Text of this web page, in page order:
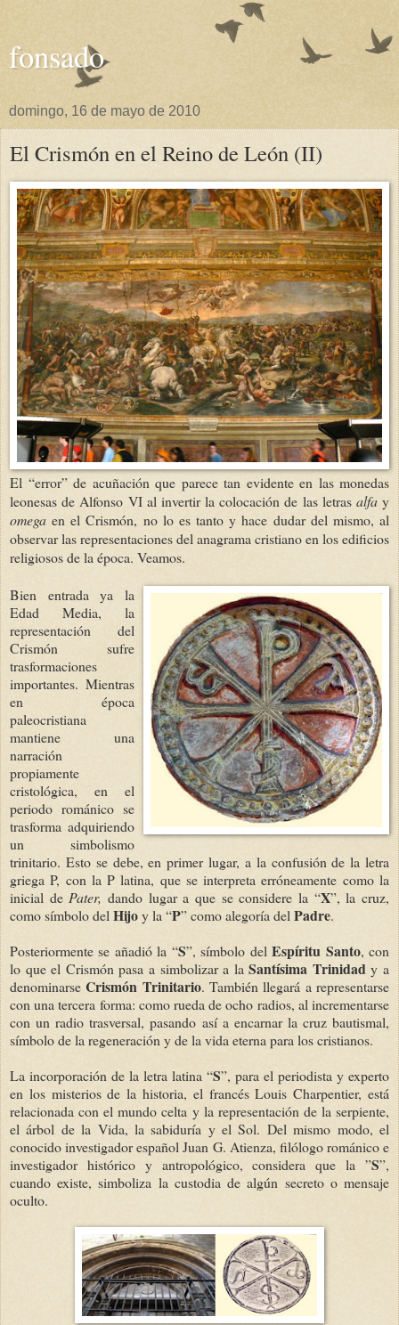
fonsado
domingo, 16 de mayo de 2010
El Crismón en el Reino de León (II)
El “error” de acuñación que parece tan evidente en las monedas
leonesas de Alfonso VI al invertir la colocación de las letras alfay
omegaen el Crismón, no lo es tanto y hace dudar del mismo, al
observar las representaciones del anagrama cristiano en los edificios
religiosos de la época. Veamos.
Bien entrada ya la
Edad Media, la
representación del
Crismón sufre
trasformaciones
importantes. Mientras
en época
paleocristiana
mantiene una
narración
propiamente
cristológica, en el
periodo románico se
trasforma adquiriendo
un simbolismo
trinitario. Esto se debe, en primer lugar, a la confusión de la letra
griega P, con la P latina, que se interpreta erróneamente como la
inicial dePater,dando lugar a que se considere la “X”, la cruz,
como símbolo delHijoy la “P” como alegoría delPadre.
Posteriormente se añadió la “S”, símbolo delEspíritu Santo, con
lo que el Crismón pasa a simbolizar a laSantísima Trinidady a
denominarseCrismón Trinitario. También llegará a representarse
con una tercera forma: como rueda de ocho radios, al incrementarse
con un radio trasversal, pasando así a encarnar la cruz bautismal,
símbolo de la regeneración y de la vida eterna para los cristianos.
La incorporación de la letra latina “S”, para el periodista y experto
en los misterios de la historia, el francés Louis Charpentier, está
relacionada con el mundo celta y la representación de la serpiente,
el árbol de la Vida, la sabiduría y el Sol. Del mismo modo, el
conocido investigador español Juan G. Atienza, filólogo románico e
investigador histórico y antropológico, considera que la ”S”,
cuando existe, simboliza la custodia de algún secreto o mensaje
oculto.